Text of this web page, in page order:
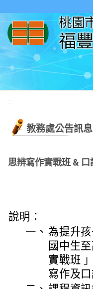
:::
教務處公告訊息
思辨寫作實戰班 &
說明：
一、 為提升
國中生
實戰班
寫作及口